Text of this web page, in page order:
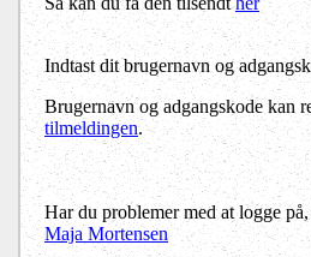
Indtast dit brugernavn og
Brugernavn og adgangskode kan
tilmeldingen.
Har du problemer med at logge
Maja Mortensen